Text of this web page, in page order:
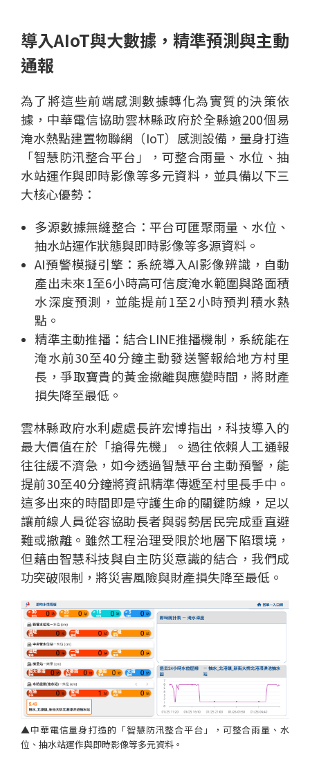
導入AIoT與大數據，精準預測與主動
通報
為了將這些前端感測數據轉化為實質的決策依
據，中華電信協助雲林縣政府於全縣逾200個易
淹水熱點建置物聯網（IoT）感測設備，量身打造
「智慧防汛整合平台」，可整合雨量、水位、抽
水站運作與即時影像等多元資料，並具備以下三
大核心優勢：
多源數據無縫整合：平台可匯聚雨量、水位、
抽水站運作狀態與即時影像等多源資料。
AI預警模擬引擎：系統導入AI影像辨識，自動
產出未來1至6小時高可信度淹水範圍與路面積
水深度預測，並能提前1至2小時預判積水熱
點。
精準主動推播：結合LINE推播機制，系統能在
淹水前30至40分鐘主動發送警報給地方村里
長，爭取寶貴的黃金撤離與應變時間，將財產
損失降至最低。
雲林縣政府水利處處長許宏博指出，科技導入的
最大價值在於「搶得先機」。過往依賴人工通報
往往緩不濟急，如今透過智慧平台主動預警，能
提前30至40分鐘將資訊精準傳遞至村里長手中。
這多出來的時間即是守護生命的關鍵防線，足以
讓前線人員從容協助長者與弱勢居民完成垂直避
難或撤離。雖然工程治理受限於地層下陷環境，
但藉由智慧科技與自主防災意識的結合，我們成
功突破限制，將災害風險與財產損失降至最低。
▲中華電信量身打造的「智慧防汛整合平台」，可整合雨量、水
位、抽水站運作與即時影像等多元資料。